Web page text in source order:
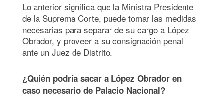
Lo anterior significa que la Ministra Presidente
de la Suprema Corte, puede tomar las medidas
necesarias para separar de su cargo a López
Obrador, y proveer a su consignación penal
ante un Juez de Distrito.
¿Quién podría sacar a López Obrador en
caso necesario de Palacio Nacional?